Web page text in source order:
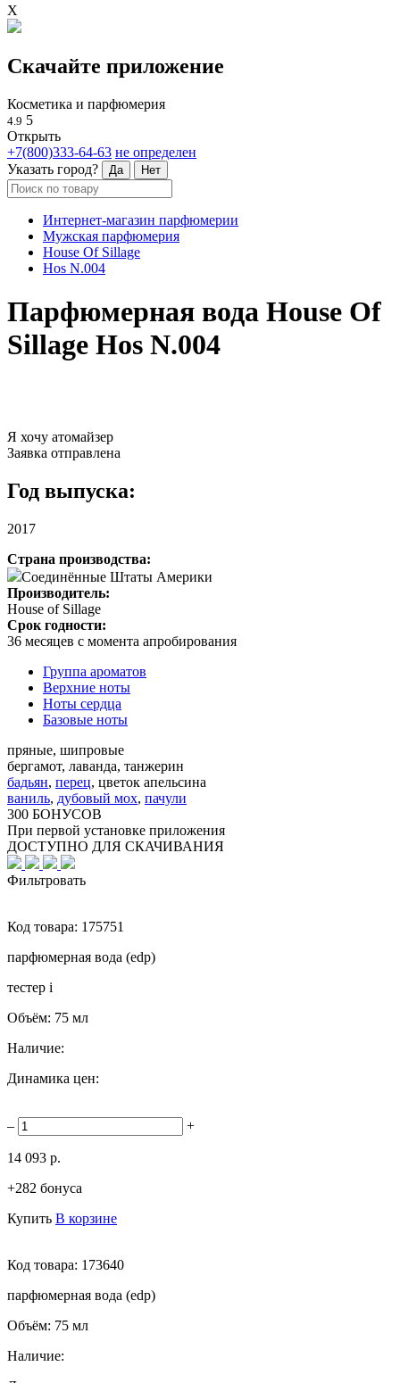
X
Скачайте приложение
Косметика и парфюмерия
4.9 5
Открыть
+7(800)333-64-63 не определен
Указать город?
Да Нет
Интернет-магазин парфюмерии
Мужская парфюмерия
House Of Sillage
Hos N.004
Парфюмерная вода House Of
Sillage Hos N.004
Я хочу атомайзер
Заявка отправлена
Год выпуска:
2017
Страна производства:
Соединённые Штаты Америки
Производитель:
House of Sillage
Срок годности:
36 месяцев с момента апробирования
Группа ароматов
Верхние ноты
Ноты сердца
Базовые ноты
пряные, шипровые
бергамот, лаванда, танжерин
бадьян, перец, цветок апельсина
ваниль, дубовый мох, пачули
300 БОНУСОВ
При первой установке приложения
ДОСТУПНО ДЛЯ СКАЧИВАНИЯ
Фильтровать
Код товара: 175751
парфюмерная вода (edp)
тестер i
Объём: 75 мл
Наличие:
Динамика цен:
– +
14 093 р.
+282 бонуса
Купить В корзине
Код товара: 173640
парфюмерная вода (edp)
Объём: 75 мл
Наличие: